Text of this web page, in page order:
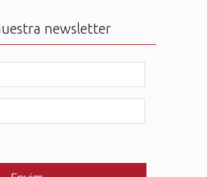
newsletter